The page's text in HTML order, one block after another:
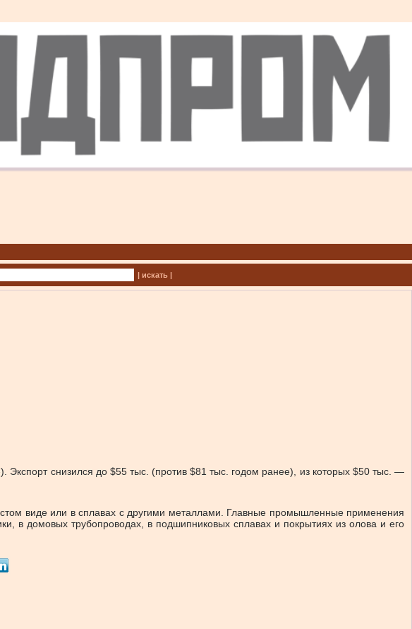
| искать |
снизился до $55 тыс. (против $81 тыс. годом ранее), из которых $50 тыс. —
виде или в сплавах с другими металлами. Главные промышленные применения
в домовых трубопроводах, в подшипниковых сплавах и покрытиях из олова и его